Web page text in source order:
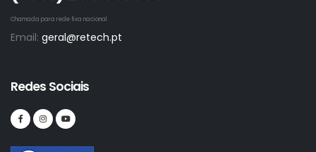
Chamada para rede fixa nacional
Email: geral@retech.pt
Redes Sociais